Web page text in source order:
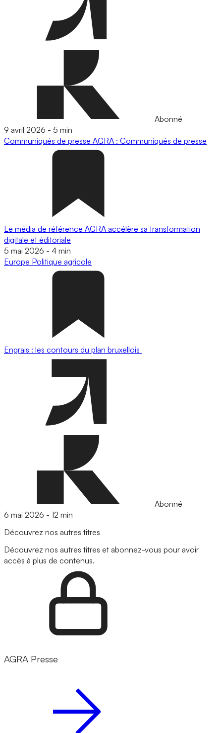
Abonné
9 avril 2026 - 5 min
Communiqués de presse AGRA : Communiqués de presse
Le média de référence AGRA accélère sa transformation
digitale et éditoriale
5 mai 2026 - 4 min
Europe Politique agricole
Engrais : les contours du plan bruxellois
Abonné
6 mai 2026 - 12 min
Découvrez nos autres titres
Découvrez nos autres titres et abonnez-vous pour avoir
accès à plus de contenus.
AGRA Presse